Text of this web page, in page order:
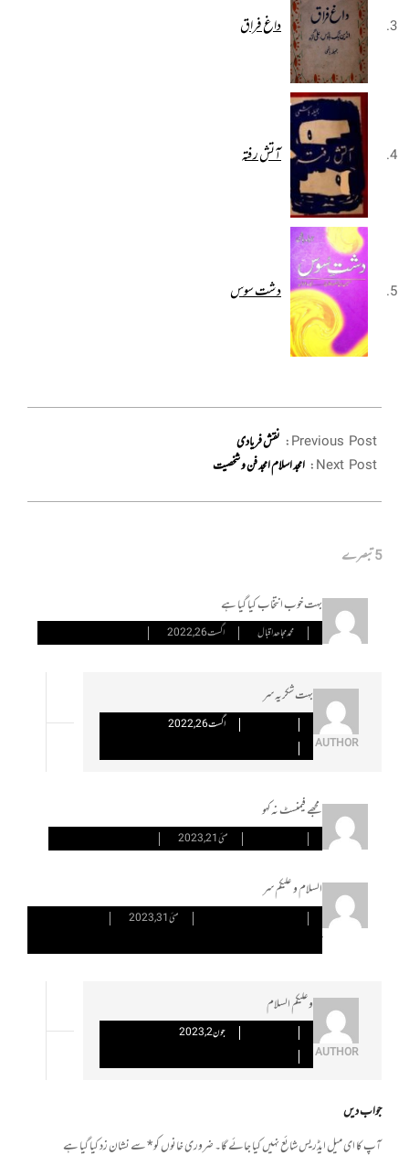
داغ فراق
آتش رفتہ
دشت سوس
09-
29
Previous Post: نقش فریادی
Next Post: امجد اسلام امجد فن و شخصیت
5 تبصرے
بہت خوب انتخاب کیا گیا ہے
محمد مجاھد اقبال اگست 26, 2022
AUTHOR
بہت شکریہ سر
اگست 26, 2022
مجھے فیمنسٹ نہ کہو
مئی 21, 2023
السلام و علیکم سر
مئی 31, 2023
AUTHOR
وعلیکم السلام
جون 2, 2023
جواب دیں
آپ کا ای میل ایڈریس شائع نہیں کیا جائے گا۔ضروری خانوں کو*سے نشان زد کیا گیا ہے